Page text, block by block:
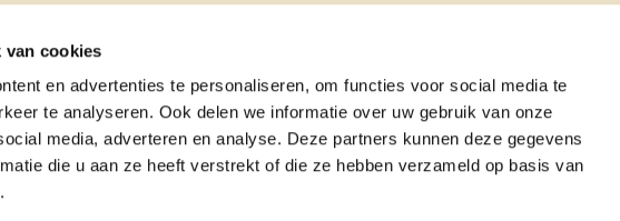
van cookies
en advertenties te personaliseren, om functies voor social media te
te analyseren. Ook delen we informatie over uw gebruik van onze
media, adverteren en analyse. Deze partners kunnen deze gegevens
die u aan ze heeft verstrekt of die ze hebben verzameld op basis van